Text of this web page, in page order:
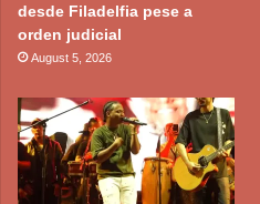
desde Filadelfia pese a
orden judicial
August 5, 2026